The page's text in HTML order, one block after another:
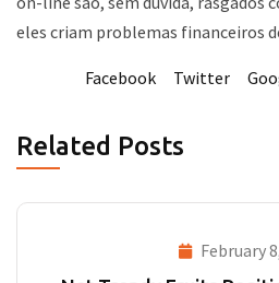
eles criam problemas financeiros
Facebook Twitter
Related Posts
February